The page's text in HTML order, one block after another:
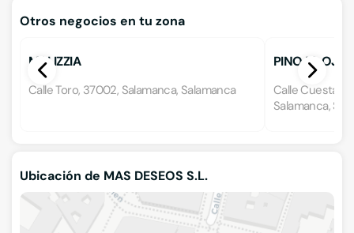
Otros negocios en tu zona
MALIZZIA
Calle Toro, 37002, Salamanca, Salamanca
PINOJO OJO
Calle Cuesta
Salamanca,
Ubicación de MAS DESEOS S.L.